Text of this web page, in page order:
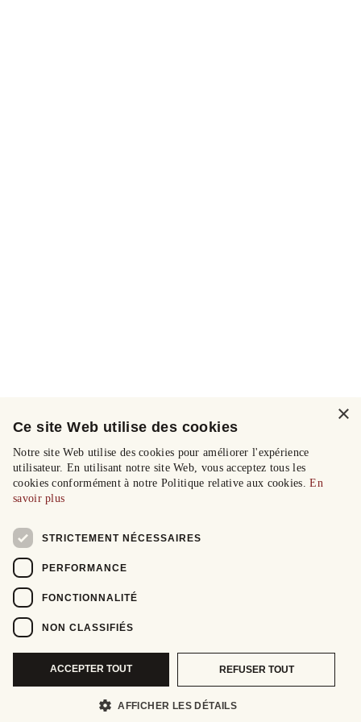
×
Ce site Web utilise des cookies
Notre site Web utilise des cookies pour améliorer l'expérience
utilisateur. En utilisant notre site Web, vous acceptez tous les
cookies conformément à notre Politique relative aux cookies.En
savoir plus
STRICTEMENT NÉCESSAIRES
PERFORMANCE
FONCTIONNALITÉ
NON CLASSIFIÉS
ACCEPTER TOUT REFUSER TOUT
AFFICHER LES DÉTAILS